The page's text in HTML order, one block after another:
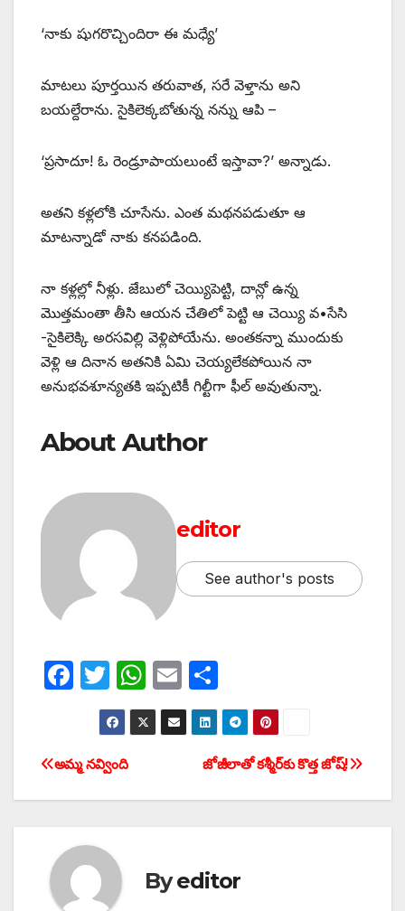
‘నాకు షుగరొచ్చిందిరా ఈ మధ్యే’
మాటలు పూర్తయిన తరువాత, సరే వెళ్తాను అని
బయల్దేరాను. సైకిలెక్కబోతున్న నన్ను ఆపి –
‘ప్రసాదూ! ఓ రెండ్రూపాయలుంటే ఇస్తావా?’ అన్నాడు.
అతని కళ్లలోకి చూసేను. ఎంత మథనపడుతూ ఆ
మాటన్నాడో నాకు కనపడింది.
నా కళ్లల్లో నీళ్లు. జేబులో చెయ్యిపెట్టి, దాన్లో ఉన్న
మొత్తమంతా తీసి ఆయన చేతిలో పెట్టి ఆ చెయ్యి వ•సేసి
-సైకిలెక్కి అరసవిల్లి వెళ్లిపోయేను. అంతకన్నా ముందుకు
వెళ్లి ఆ దినాన అతనికి ఏమి చెయ్యలేకపోయిన నా
అనుభవశూన్యతకి ఇప్పటికీ గిల్టీగా ఫీల్‌ అవుతున్నా.
About Author
editor
See author's posts
F
e
b
o
k
T
w
itt
er
W
h
at
A
E
m
ail
h
ar
e
Post
navigation
జోజీలాతో కశ్మీర్‌కు కొత్త జోష్‌!
అమ్మ నవ్వింది
Byeditor